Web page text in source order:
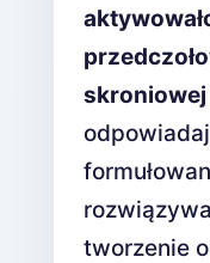
skroniowej
tworzenie